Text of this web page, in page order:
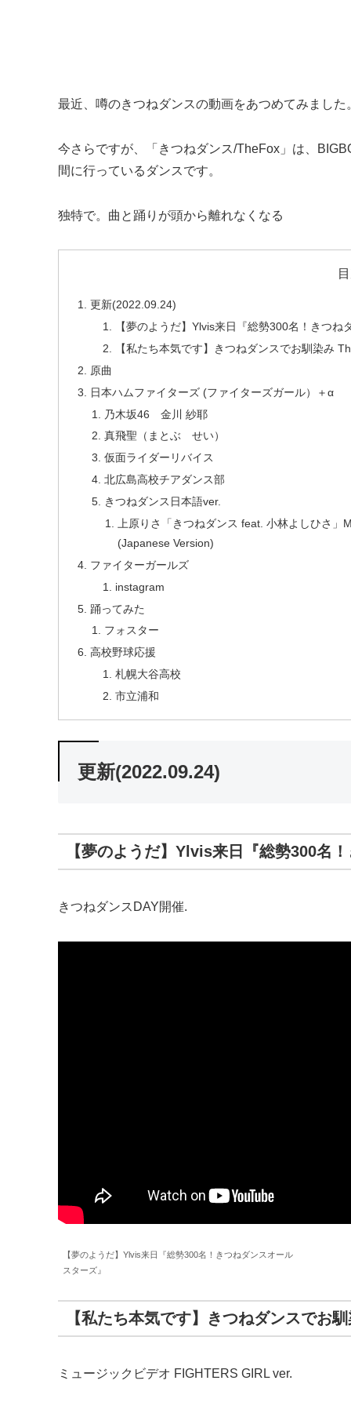
最近、噂のきつねダンスの動画をあつめてみまし
今さらですが、「きつねダンス/TheFox」は、
間に行っているダンスです。
独特で。曲と踊りが頭から離れなくなる
更新(2022.09.24)
【夢のようだ】Ylvis来日『総勢300名！きつね
【私たち本気です】きつねダンスでお馴染み
原曲
日本ハムファイターズ (ファイターズガール）＋α
乃木坂46 金川 紗耶
真飛聖（まとぶ せい）
仮面ライダーリバイス
北広島高校チアダンス部
きつねダンス日本語ver.
上原りさ「きつねダンス feat. 小林よしひさ
(Japanese Version)
ファイターガールズ
instagram
踊ってみた
フォスター
高校野球応援
札幌大谷高校
市立浦和
更新(2022.09.24)
【夢のようだ】Ylvis来日『総勢300名
きつねダンスDAY開催.
【夢のようだ】Ylvis来日『総勢300名！きつねダンスオール
スターズ』
【私たち本気です】きつねダンスでお
ミュージックビデオ FIGHTERS GIRL ver.